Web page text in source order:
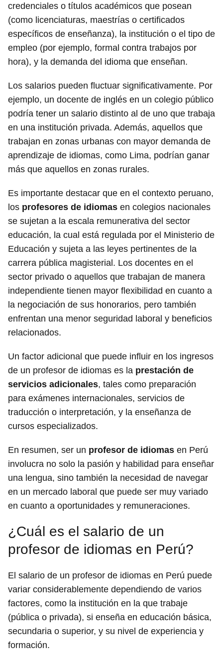
credenciales o títulos académicos que posean
(como licenciaturas, maestrías o certificados
específicos de enseñanza), la institución o el tipo de
empleo (por ejemplo, formal contra trabajos por
hora), y la demanda del idioma que enseñan.
Los salarios pueden fluctuar significativamente. Por
ejemplo, un docente de inglés en un colegio público
podría tener un salario distinto al de uno que trabaja
en una institución privada. Además, aquellos que
trabajan en zonas urbanas con mayor demanda de
aprendizaje de idiomas, como Lima, podrían ganar
más que aquellos en zonas rurales.
Es importante destacar que en el contexto peruano,
los profesores de idiomas en colegios nacionales
se sujetan a la escala remunerativa del sector
educación, la cual está regulada por el Ministerio de
Educación y sujeta a las leyes pertinentes de la
carrera pública magisterial. Los docentes en el
sector privado o aquellos que trabajan de manera
independiente tienen mayor flexibilidad en cuanto a
la negociación de sus honorarios, pero también
enfrentan una menor seguridad laboral y beneficios
relacionados.
Un factor adicional que puede influir en los ingresos
de un profesor de idiomas es la prestación de
servicios adicionales, tales como preparación
para exámenes internacionales, servicios de
traducción o interpretación, y la enseñanza de
cursos especializados.
En resumen, ser un profesor de idiomas en Perú
involucra no solo la pasión y habilidad para enseñar
una lengua, sino también la necesidad de navegar
en un mercado laboral que puede ser muy variado
en cuanto a oportunidades y remuneraciones.
¿Cuál es el salario de un
profesor de idiomas en Perú?
El salario de un profesor de idiomas en Perú puede
variar considerablemente dependiendo de varios
factores, como la institución en la que trabaje
(pública o privada), si enseña en educación básica,
secundaria o superior, y su nivel de experiencia y
formación.